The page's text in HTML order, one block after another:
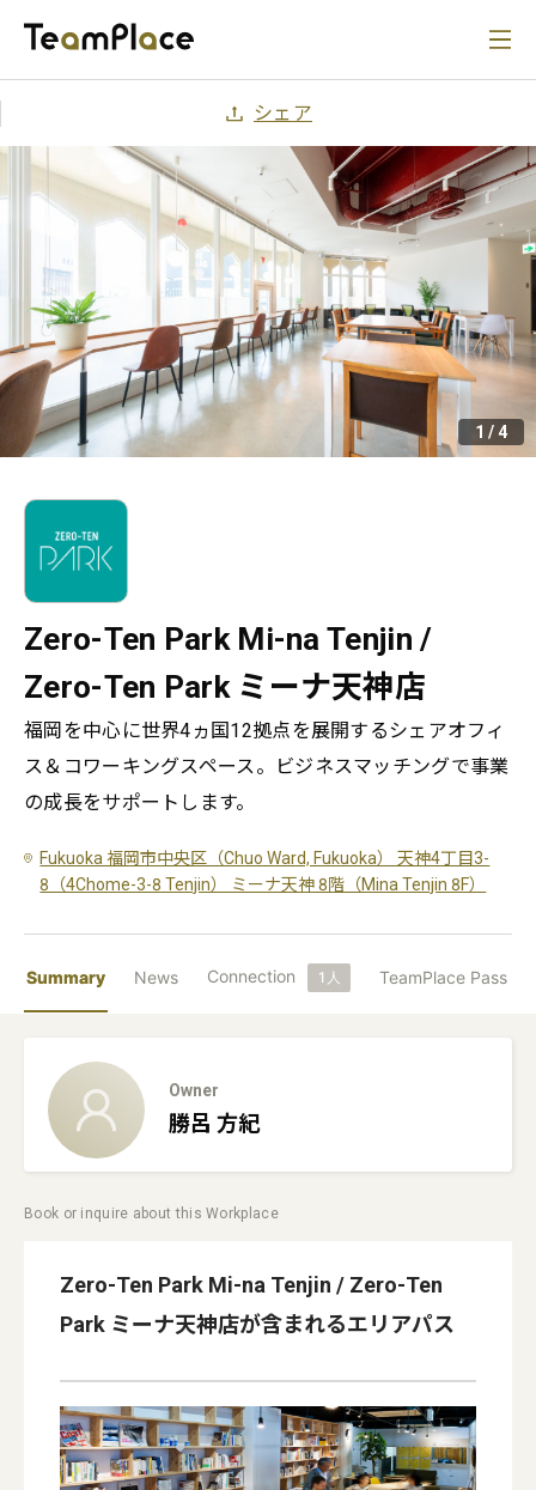
シェア
1 /4
Zero-Ten Park Mi-na Tenjin /
Zero-Ten Park ミーナ天神店
福岡を中心に世界4ヵ国12拠点を展開するシェアオフィ
ス＆コワーキングスペース。ビジネスマッチングで事業
の成長をサポートします。
Fukuoka 福岡市中央区（Chuo Ward, Fukuoka） 天神4丁目3-
8（4Chome-3-8 Tenjin） ミーナ天神 8階（Mina Tenjin 8F）
Summary News Connection 1 人 TeamPlace Pass
Owner
勝呂 方紀
Book or inquire about this Workplace
Zero-Ten Park Mi-na Tenjin / Zero-Ten
Park ミーナ天神店が含まれるエリアパス